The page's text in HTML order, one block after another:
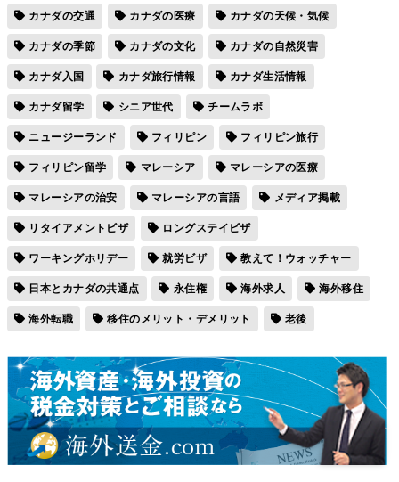
カナダの交通
カナダの医療
カナダの天候・気候
カナダの季節
カナダの文化
カナダの自然災害
カナダ入国
カナダ旅行情報
カナダ生活情報
カナダ留学
シニア世代
チームラボ
ニュージーランド
フィリピン
フィリピン旅行
フィリピン留学
マレーシア
マレーシアの医療
マレーシアの治安
マレーシアの言語
メディア掲載
リタイアメントビザ
ロングステイビザ
ワーキングホリデー
就労ビザ
教えて！ウォッチャー
日本とカナダの共通点
永住権 海外求人
海外移住
海外転職
移住のメリット・デメリット 老後